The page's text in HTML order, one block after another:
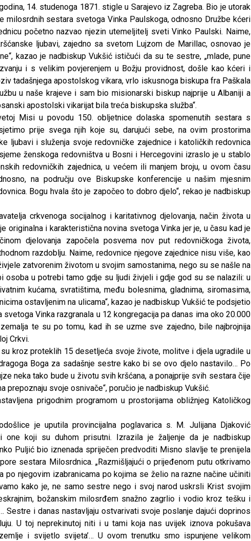
14. studenoga 1871. stigle u Sarajevo iz Zagreba. Bio je utorak
milosrdnih sestara svetoga Vinka Paulskoga, odnosno Družbe kćeri
početno nazvao njezin utemeljitelj sveti Vinko Paulski. Naime,
ljubavi, zajedno sa svetom Lujzom de Marillac, osnovao je
kazao je nadbiskup Vukšić ističući da su te sestre, „mlade, pune
i s velikim povjerenjem u Božju providnost, došle kao kćeri i
tadašnjega apostolskog vikara, vrlo iskusnoga biskupa fra Paškala
u naše krajeve i sam bio misionarski biskup najprije u Albaniji a
apostolski vikarijat bila treća biskupska služba“.
Misi u povodu 150. obljetnice dolaska spomenutih sestara s
prije svega njih koje su, darujući sebe, na ovim prostorima
ljubavi i služenja svoje redovničke zajednice i katoličkih redovnica
ženskoga redovništva u Bosni i Hercegovini izraslo je u stablo
redovničkih zajednica, u većem ili manjem broju, u ovom času
na području ove Biskupske konferencije u našim mjesnim
Bogu hvala što je započeo to dobro djelo“, rekao je nadbiskup
crkvenoga socijalnog i karitativnog djelovanja, način života u
originalna i karakteristična novina svetoga Vinka jer je, u času kad je
djelovanja započela posvema nov put redovničkoga života,
razdoblju. Naime, redovnice njegove zajednice nisu više, kao
zatvorenim životom u svojim samostanima, nego su se našle na
osoba u potrebi tamo gdje su ljudi živjeli i gdje god su se nalazili: u
kućama, svratištima, među bolesnima, gladnima, siromasima,
ostavljenim na ulicama“, kazao je nadbiskup Vukšić te podsjetio
Vinka razgranala u 12 kongregacija pa danas ima oko 20.000
te su po tomu, kad ih se uzme sve zajedno, bile najbrojnija
Crkvi.
kroz proteklih 15 desetljeća svoje živote, molitve i djela ugradile u
Boga za sadašnje sestre kako bi se ovo djelo nastavilo… Po
neka tako bude u životu svih kršćana, a ponajprije svih sestara čije
prepoznaju svoje osnivače“, poručio je nadbiskup Vukšić.
prigodnim programom u prostorijama obližnjeg Katoličkog
je uputila provincijalna poglavarica s. M. Julijana Djaković
one koji su duhom prisutni. Izrazila je žaljenje da je nadbiskup
Puljić bio iznenada spriječen predvoditi Misno slavlje te prenijela
sestara Milosrdnica. „Razmišljajući o prijeđenom putu otkrivamo
po njegovim izabranicama po kojima se želio na razne načine učiniti
kako je, ne samo sestre nego i svoj narod uskrsli Krist svojim
božanskim milosrđem snažno zagrlio i vodio kroz tešku i
Sestre i danas nastavljaju ostvarivati svoje poslanje dajući doprinos
U toj neprekinutoj niti i u tami koja nas uvijek iznova pokušava
i svijetlo svijeta’… U ovom trenutku smo ispunjene velikom
CNAK
Smrtovdan nadbiskupa Petra Čule